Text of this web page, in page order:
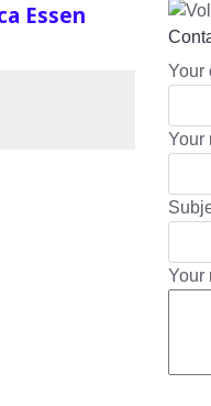
Essen
Your
Your
Your